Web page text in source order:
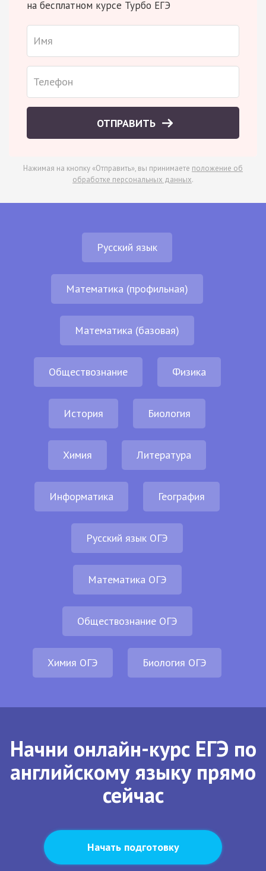
на бесплатном курсе Турбо ЕГЭ
ОТПРАВИТЬ
Нажимая на кнопку «Отправить», вы принимаете положение об
обработке персональных данных.
Русский язык
Математика (профильная)
Математика (базовая)
Обществознание Физика
История Биология
Химия Литература
Информатика География
Русский язык ОГЭ
Математика ОГЭ
Обществознание ОГЭ
Химия ОГЭ Биология ОГЭ
Начни онлайн-курс ЕГЭ по
английскому языку прямо
сейчас
Начать подготовку